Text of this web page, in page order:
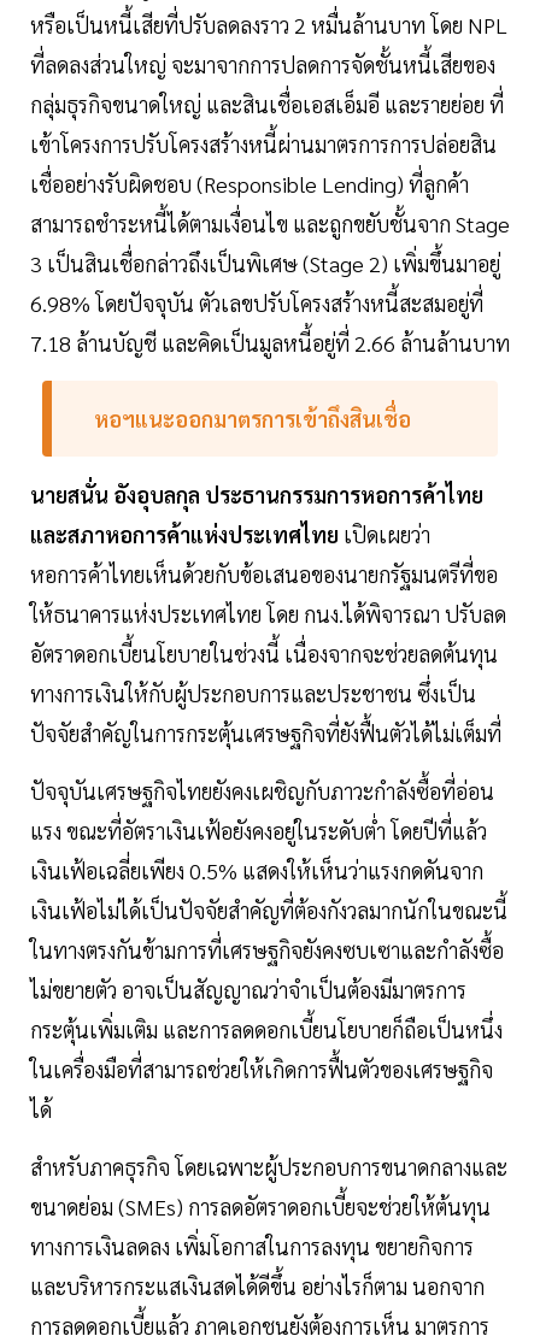
หรือเป็นหนี้เสียที่ปรับลดลงราว 2 หมื่นล้านบาท โดย NPL
ที่ลดลงส่วนใหญ่ จะมาจากการปลดการจัดชั้นหนี้เสียของ
กลุ่มธุรกิจขนาดใหญ่ และสินเชื่อเอสเอ็มอี และรายย่อย ที่
เข้าโครงการปรับโครงสร้างหนี้ผ่านมาตรการการปล่อยสิน
เชื่ออย่างรับผิดชอบ (Responsible Lending) ที่ลูกค้า
สามารถชำระหนี้ได้ตามเงื่อนไข และถูกขยับชั้นจาก Stage
3 เป็นสินเชื่อกล่าวถึงเป็นพิเศษ (Stage 2) เพิ่มขึ้นมาอยู่
6.98% โดยปัจจุบัน ตัวเลขปรับโครงสร้างหนี้สะสมอยู่ที่
7.18 ล้านบัญชี และคิดเป็นมูลหนี้อยู่ที่ 2.66 ล้านล้านบาท
หอฯแนะออกมาตรการเข้าถึงสินเชื่อ
นายสนั่น อังอุบลกุล ประธานกรรมการหอการค้าไทย
และสภาหอการค้าแห่งประเทศไทย เปิดเผยว่า
หอการค้าไทยเห็นด้วยกับข้อเสนอของนายกรัฐมนตรีที่ขอ
ให้ธนาคารแห่งประเทศไทย โดย กนง.ได้พิจารณา ปรับลด
อัตราดอกเบี้ยนโยบายในช่วงนี้ เนื่องจากจะช่วยลดต้นทุน
ทางการเงินให้กับผู้ประกอบการและประชาชน ซึ่งเป็น
ปัจจัยสำคัญในการกระตุ้นเศรษฐกิจที่ยังฟื้นตัวได้ไม่เต็มที่
ปัจจุบันเศรษฐกิจไทยยังคงเผชิญกับภาวะกำลังซื้อที่อ่อน
แรง ขณะที่อัตราเงินเฟ้อยังคงอยู่ในระดับต่ำ โดยปีที่แล้ว
เงินเฟ้อเฉลี่ยเพียง 0.5% แสดงให้เห็นว่าแรงกดดันจาก
เงินเฟ้อไม่ได้เป็นปัจจัยสำคัญที่ต้องกังวลมากนักในขณะนี้
ในทางตรงกันข้ามการที่เศรษฐกิจยังคงซบเซาและกำลังซื้อ
ไม่ขยายตัว อาจเป็นสัญญาณว่าจำเป็นต้องมีมาตรการ
กระตุ้นเพิ่มเติม และการลดดอกเบี้ยนโยบายก็ถือเป็นหนึ่ง
ในเครื่องมือที่สามารถช่วยให้เกิดการฟื้นตัวของเศรษฐกิจ
ได้
สำหรับภาคธุรกิจ โดยเฉพาะผู้ประกอบการขนาดกลางและ
ขนาดย่อม (SMEs) การลดอัตราดอกเบี้ยจะช่วยให้ต้นทุน
ทางการเงินลดลง เพิ่มโอกาสในการลงทุน ขยายกิจการ
และบริหารกระแสเงินสดได้ดีขึ้น อย่างไรก็ตาม นอกจาก
การลดดอกเบี้ยแล้ว ภาคเอกชนยังต้องการเห็น มาตรการ